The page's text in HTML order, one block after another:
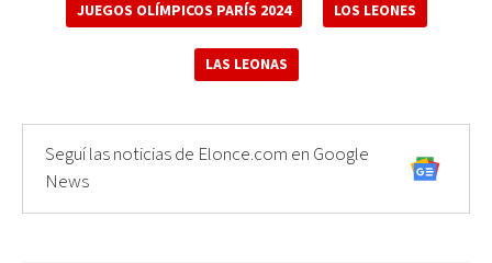
JUEGOS OLÍMPICOS PARÍS 2024 LOS LEONES
LAS LEONAS
Seguí las noticias de Elonce.com en Google
News